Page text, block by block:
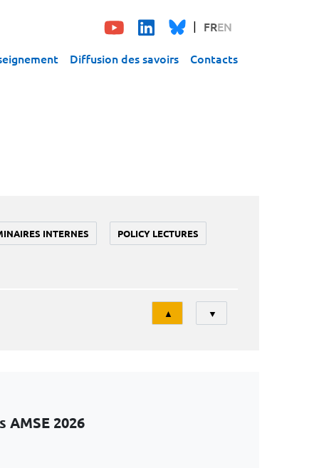
FREN
Diffusion des savoirs Contacts
INTERNES POLICY LECTURES
Tri
▲ ▼
2026